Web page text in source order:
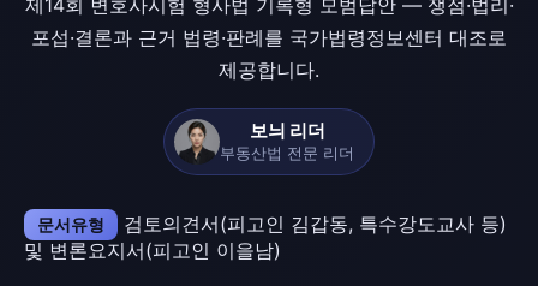
제14회 변호사시험 형사법 기록형 모범답안 — 쟁점·법리·
포섭·결론과 근거 법령·판례를 국가법령정보센터 대조로
제공합니다.
보늬 리더
부동산법 전문 리더
문서유형
검토의견서(피고인 김갑동, 특수강도교사 등)
및 변론요지서(피고인 이을남)